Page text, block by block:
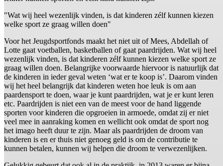
"Wat wij heel wezenlijk vinden, is dat kinderen zélf kunnen kiezen
welke sport ze graag willen doen"
Voor het Jeugdsportfonds maakt het niet uit of Mees, Abdellah of
Lotte gaat voetballen, basketballen of gaat paardrijden. Wat wij heel
wezenlijk vinden, is dat kinderen zélf kunnen kiezen welke sport ze
graag willen doen. Belangrijke voorwaarde hiervoor is natuurlijk dat
de kinderen in ieder geval weten ‘wat er te koop is’. Daarom vinden
wij het heel belangrijk dat kinderen weten hoe leuk is om aan
paardensport te doen, waar je kunt paardrijden, wat je er kunt leren
etc. Paardrijden is niet een van de meest voor de hand liggende
sporten voor kinderen die opgroeien in armoede, omdat zij er niet
veel mee in aanraking komen en wellicht ook omdat de sport nog
het imago heeft duur te zijn. Maar als paardrijden de droom van
kinderen is en er thuis niet genoeg geld is om de contributie te
kunnen betalen, kunnen wij helpen die droom te verwezenlijken.